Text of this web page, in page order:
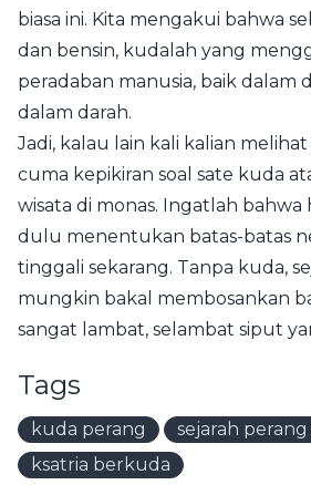
biasa ini. Kita mengakui bahwa
dan bensin, kudalah yang
peradaban manusia, baik dalam
dalam darah.
Jadi, kalau lain kali kalian
cuma kepikiran soal sate kuda
wisata di monas. Ingatlah
dulu menentukan batas-batas
tinggali sekarang. Tanpa kuda,
mungkin bakal membosankan
sangat lambat, selambat siput
Tags
kuda perang
sejarah
ksatria berkuda